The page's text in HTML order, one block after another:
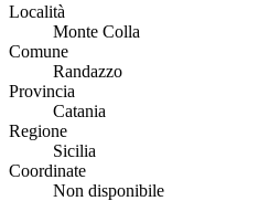
Località
Monte Colla
Comune
Randazzo
Provincia
Catania
Regione
Sicilia
Coordinate
Non disponibile